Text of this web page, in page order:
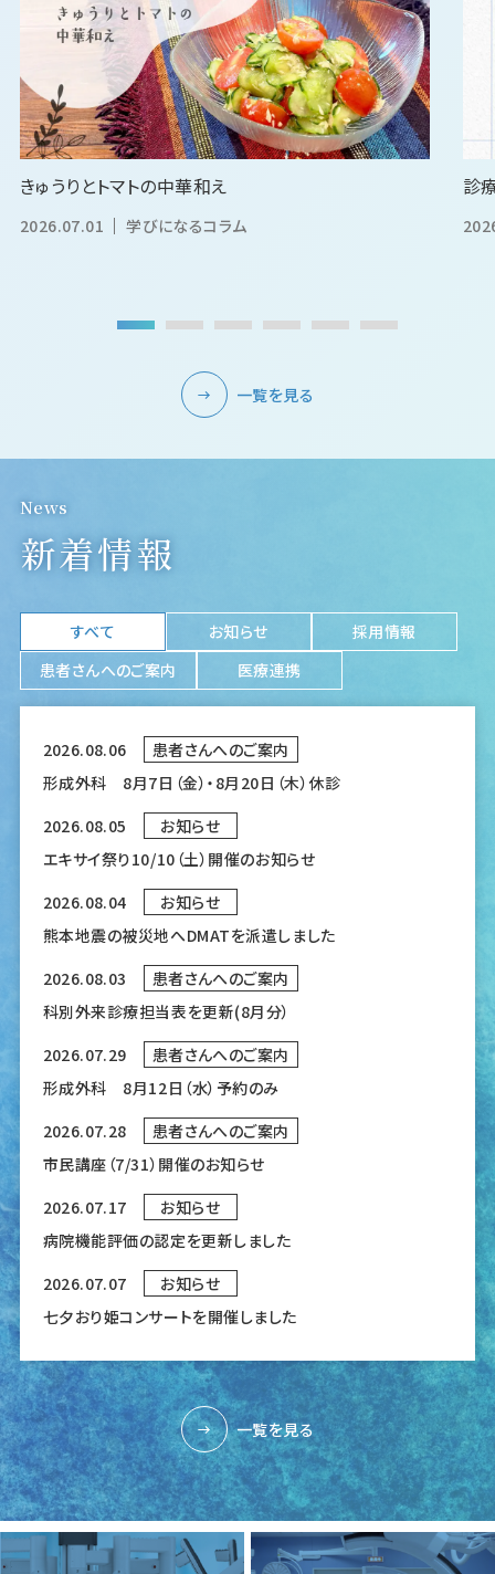
きゅうりとトマトの中華和え
2026.07.01 学びになるコラム
診
一覧を見る
News
新着情報
すべて お知らせ
採用情報
患者さんへのご案内
医療連携
2026.08.06
患者さんへのご案内
形成外科 8月7日（金）・8月20日（木）休診
2026.08.05
お知らせ
エキサイ祭り10/10（土）開催のお知らせ
2026.08.04
お知らせ
熊本地震の被災地へDMATを派遣しました
2026.08.03
患者さんへのご案内
科別外来診療担当表を更新(8月分）
2026.07.29
患者さんへのご案内
形成外科 8月12日（水）予約のみ
2026.07.28
患者さんへのご案内
市民講座（7/31）開催のお知らせ
2026.07.17
お知らせ
病院機能評価の認定を更新しました
2026.07.07
お知らせ
七夕おり姫コンサートを開催しました
一覧を見る